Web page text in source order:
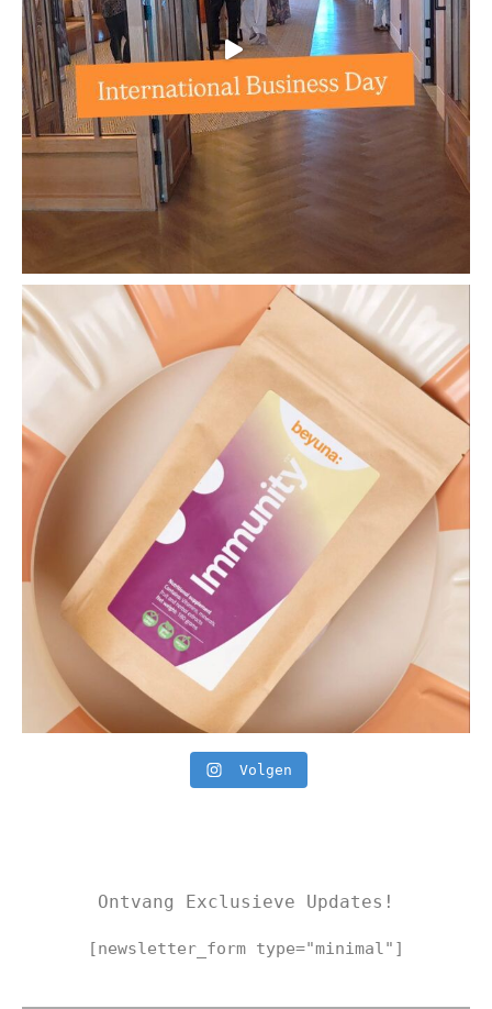
Volgen
Ontvang Exclusieve Updates!
[newsletter_form type="minimal"]